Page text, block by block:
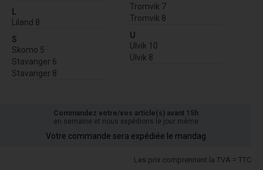
L
Liland 8
S
Skomo 5
Stavanger 6
Stavanger 8
Tromvik 7
Tromvik 8
U
Ulvik 10
Ulvik 8
Commandez votre/vos article(s) avant 15h
en semaine et nous expédions le jour même
Votre commande sera expédiée le mandag
Les prix comprennent la TVA = TTC